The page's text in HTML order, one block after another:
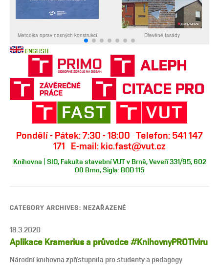
ENGLISH
Pondělí - Pátek: 7:30 - 18:00 Telefon: 541 147
171 E-mail: kic.fast@vut.cz
Knihovna | SIO, Fakulta stavební VUT v Brně, Veveří 331/95, 602
00 Brno, Sigla: BOD 115
CATEGORY ARCHIVES: NEZAŘAZENÉ
18.3.2020
Aplikace Kramerius a průvodce #KnihovnyPROTIviru
Národní knihovna zpřístupnila pro studenty a pedagogy